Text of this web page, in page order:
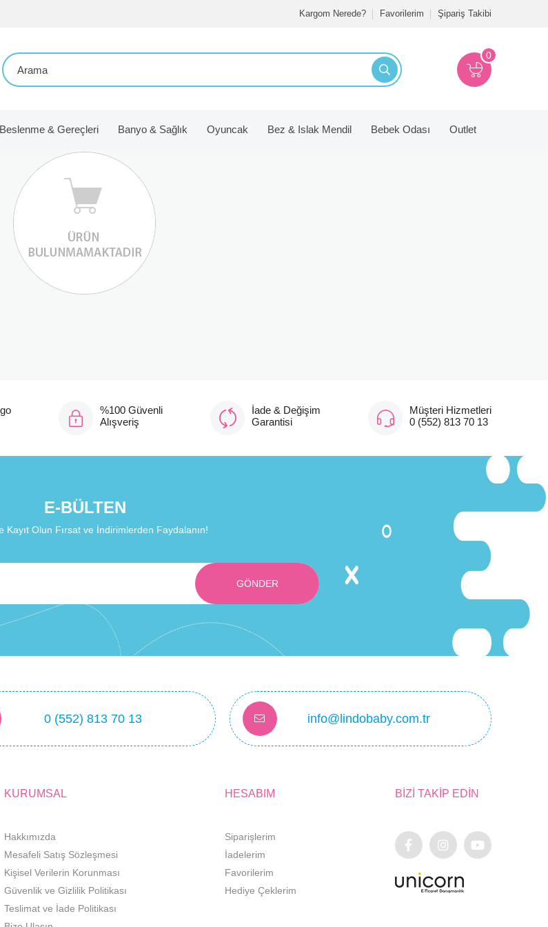
Kargom Nerede? Favorilerim Şipariş Takibi
0
Beslenme & Gereçleri Banyo & Sağlık Oyuncak Bez & Islak Mendil Bebek Odası Outlet
%100 Güvenli
Alışveriş
İade & Değişim
Garantisi
Müşteri Hizmetleri
0 (552) 813 70 13
E-BÜLTEN
Kayıt Olun Fırsat ve İndirimlerden Faydalanın!
GÖNDER
0 (552) 813 70 13 info@lindobaby.com.tr
KURUMSAL
Hakkımızda
Mesafeli Satış Sözleşmesi
Kişisel Verilerin Korunması
Güvenlik ve Gizlilik Politikası
Teslimat ve İade Politikası
HESABIM
Siparişlerim
İadelerim
Favorilerim
Hediye Çeklerim
BİZİ TAKİP EDİN